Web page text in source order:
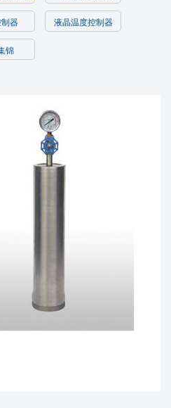
器 液晶温度控制器
锦